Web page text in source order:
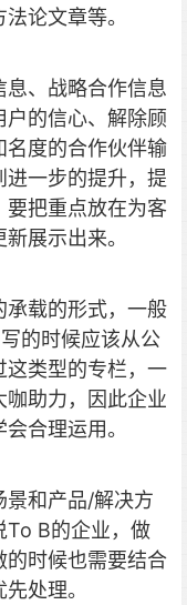
论文章等。
、战略合作信息
的信心、解除顾
名度的合作伙伴输
一步的提升，提
要把重点放在为客
展示出来。
承载的形式，一般
的时候应该从公
这类型的专栏，一
助力，因此企业
合理运用。
景和产品/解决方
To B的企业，做
的时候也需要结合
处理。